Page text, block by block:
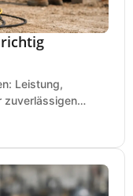
Leistung,
zuverlässigen